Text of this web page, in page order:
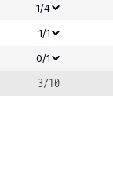
1/4
1/1
0/1
3/10